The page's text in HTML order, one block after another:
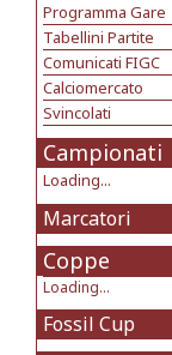
Programma Gare
Tabellini Partite
Comunicati FIGC
Calciomercato
Svincolati
Campionati
Loading...
Marcatori
Coppe
Loading...
Fossil Cup